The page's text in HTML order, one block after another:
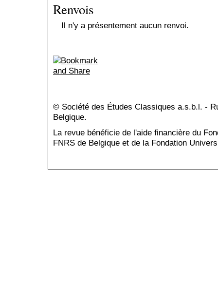
Renvois
Il n'y a présentement aucun renvoi.
© Société des Études Classiques a.s.b.l. -
Belgique.
La revue bénéficie de l'aide financière du
FNRS de Belgique et de la Fondation